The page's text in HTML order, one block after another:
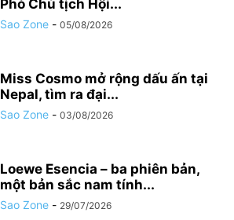
Phó Chủ tịch Hội...
Sao Zone - 05/08/2026
Miss Cosmo mở rộng dấu ấn tại
Nepal, tìm ra đại...
Sao Zone - 03/08/2026
Loewe Esencia – ba phiên bản,
một bản sắc nam tính...
Sao Zone - 29/07/2026